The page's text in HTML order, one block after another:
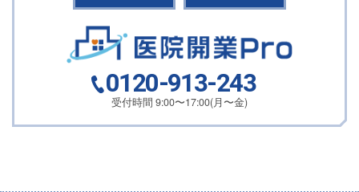
0120-913-243
受付時間 9:00〜17:00(月〜金)